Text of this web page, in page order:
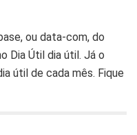
ou data-com, do
Dia Útil dia útil. Já o
útil de cada mês. Fique